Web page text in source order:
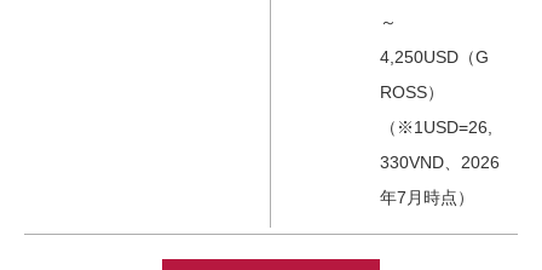
～
4,250USD（G
ROSS）
（※1USD=26,
330VND、2026
年7月時点）